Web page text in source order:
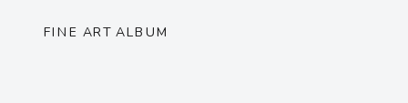
FINE ART ALBUM